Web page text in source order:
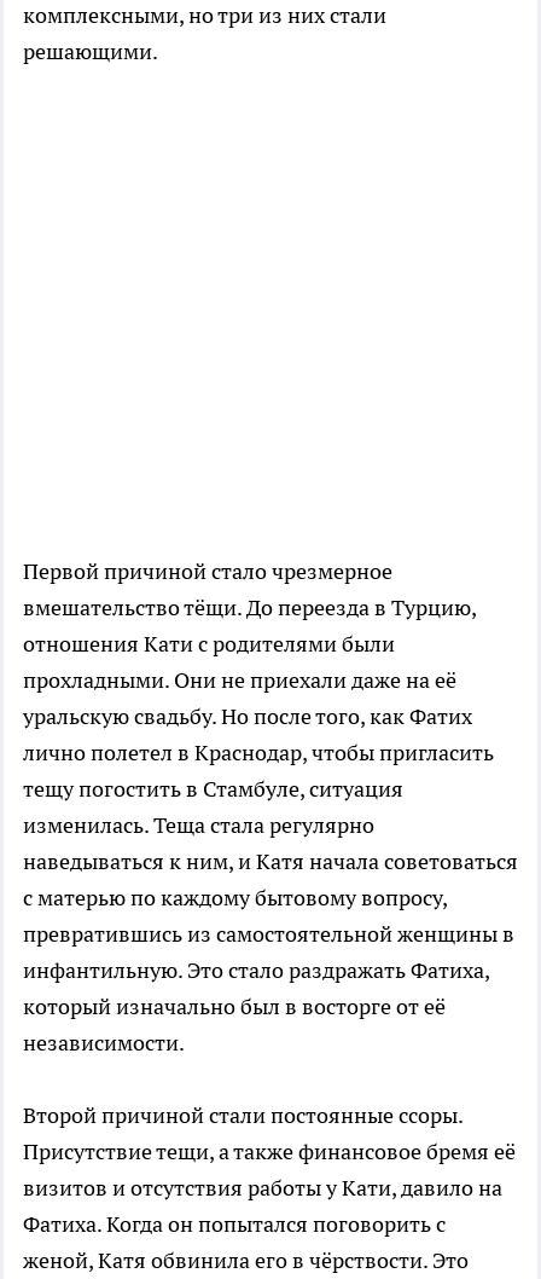
комплексными, но три из них стали
решающими.
Первой причиной стало чрезмерное
вмешательство тёщи. До переезда в Турцию,
отношения Кати с родителями были
прохладными. Они не приехали даже на её
уральскую свадьбу. Но после того, как Фатих
лично полетел в Краснодар, чтобы пригласить
тещу погостить в Стамбуле, ситуация
изменилась. Теща стала регулярно
наведываться к ним, и Катя начала советоваться
с матерью по каждому бытовому вопросу,
превратившись из самостоятельной женщины в
инфантильную. Это стало раздражать Фатиха,
который изначально был в восторге от её
независимости.
Второй причиной стали постоянные ссоры.
Присутствие тещи, а также финансовое бремя её
визитов и отсутствия работы у Кати, давило на
Фатиха. Когда он попытался поговорить с
женой, Катя обвинила его в чёрствости. Это